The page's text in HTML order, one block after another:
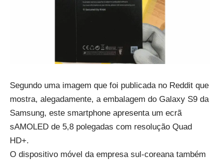
Segundo uma imagem que foi publicada no Reddit que
mostra, alegadamente, a embalagem do Galaxy S9 da
Samsung, este smartphone apresenta um ecrã
sAMOLED de 5,8 polegadas com resolução Quad
HD+.
O dispositivo móvel da empresa sul-coreana também